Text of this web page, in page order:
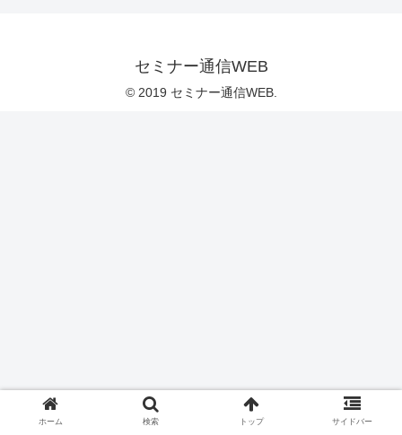
セミナー通信WEB
© 2019 セミナー通信WEB.
ホーム 検索 トップ サイドバー